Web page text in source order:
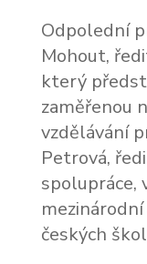
Odpolední
Mohout,
který
zaměřenou
vzdělávání
Petrová,
spolupráce,
českých